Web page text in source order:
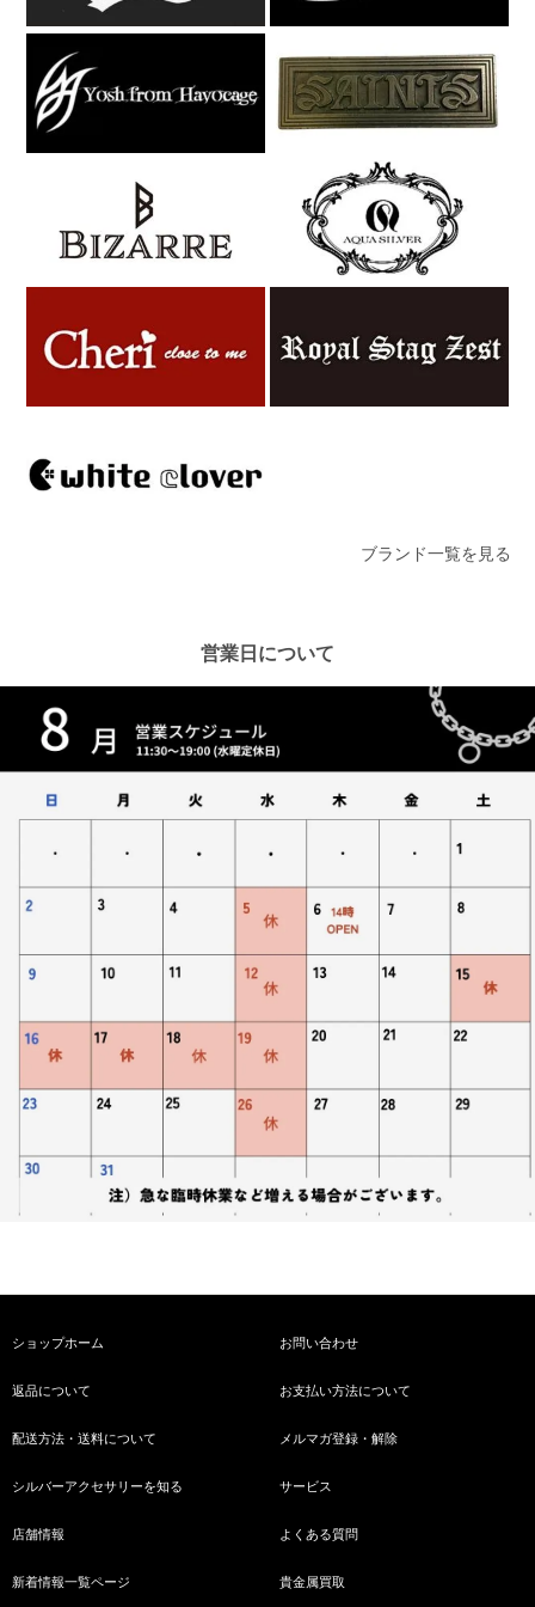
ブランド一覧を見る
営業日について
ショップホーム お問い合わせ
返品について お支払い方法について
配送方法・送料について メルマガ登録・解除
シルバーアクセサリーを知る サービス
店舗情報 よくある質問
新着情報一覧ページ 貴金属買取